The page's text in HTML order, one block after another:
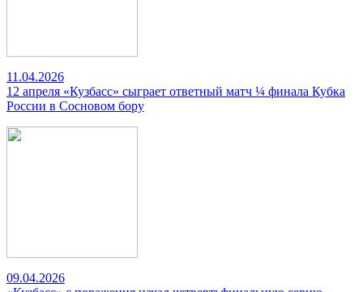
11.04.2026
12 апреля «Кузбасс» сыграет ответный матч ¼ финала Кубка
России в Сосновом бору
09.04.2026